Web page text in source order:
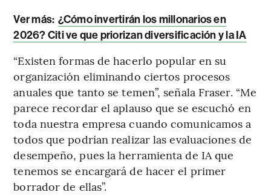
Ver más: ¿Cómo invertirán los millonarios en
2026? Citi ve que priorizan diversificación y la IA
“Existen formas de hacerlo popular en su
organización eliminando ciertos procesos
anuales que tanto se temen”, señala Fraser. “Me
parece recordar el aplauso que se escuchó en
toda nuestra empresa cuando comunicamos a
todos que podrían realizar las evaluaciones de
desempeño, pues la herramienta de IA que
tenemos se encargará de hacer el primer
borrador de ellas”.